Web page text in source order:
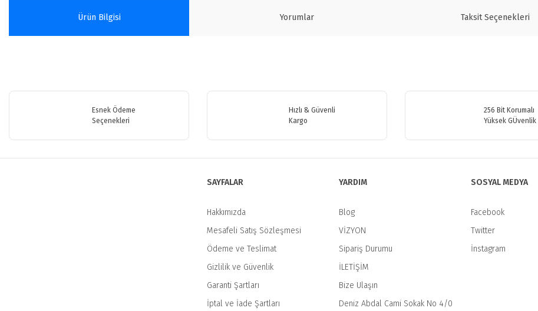
Ürün Bilgisi Yorumlar Taksit Seçenekleri
Bu ürüne ilk yorumu siz yapın!
Ürün resmi kalitesiz, bozuk veya görüntülenemiyor.
Esnek Ödeme
Seçenekleri
Hızlı & Güvenli
Kargo
256 Bit Korumalı
Yüksek GÜvenlik
SAYFALAR
Hakkımızda
Mesafeli Satış Sözleşmesi
Ödeme ve Teslimat
Gizlilik ve Güvenlik
Garanti Şartları
İptal ve İade Şartları
YARDIM
Blog
VİZYON
Sipariş Durumu
İLETİŞİM
Bize Ulaşın
Deniz Abdal Cami Sokak No 4/0
SOSYAL MEDYA
Facebook
Twitter
İnstagram